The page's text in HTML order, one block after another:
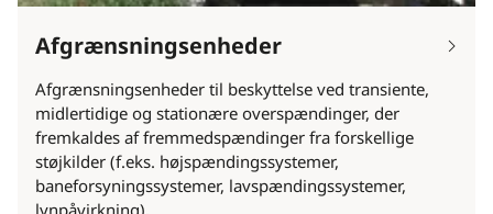
Afgrænsningsenheder
Afgrænsningsenheder til beskyttelse ved transiente,
midlertidige og stationære overspændinger, der
fremkaldes af fremmedspændinger fra forskellige
støjkilder (f.eks. højspændingssystemer,
baneforsyningssystemer, lavspændingssystemer,